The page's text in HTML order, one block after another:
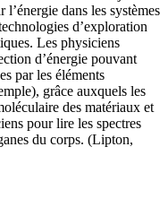
dans les systèmes
d’exploration
Les physiciens
d’énergie pouvant
par les éléments
grâce auxquels les
des matériaux et
pour lire les spectres
du corps. (Lipton,